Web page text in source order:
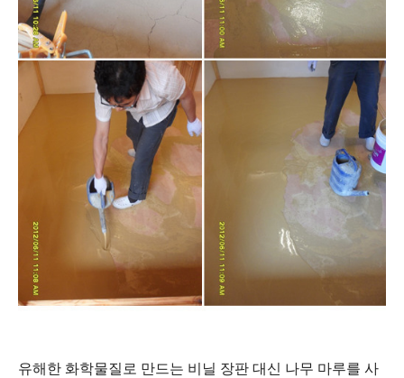
유해한 화학물질로 만드는 비닐 장판 대신 나무 마루를 사